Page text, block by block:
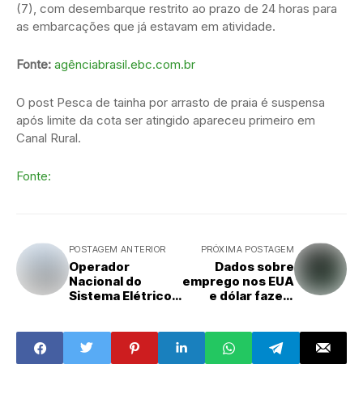
(7), com desembarque restrito ao prazo de 24 horas para
as embarcações que já estavam em atividade.
Fonte: agênciabrasil.ebc.com.br
O post Pesca de tainha por arrasto de praia é suspensa
após limite da cota ser atingido apareceu primeiro em
Canal Rural.
Fonte:
POSTAGEM ANTERIOR
Operador
Nacional do
Sistema Elétrico
gerir 1.000 MW
de excedentes
PRÓXIMA POSTAGEM
Dados sobre
emprego nos EUA
e dólar fazem
mudarem